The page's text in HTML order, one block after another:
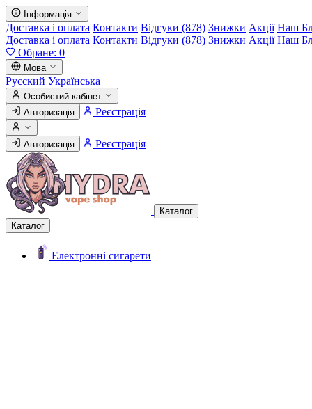
Інформація
Доставка і оплата Контакти Відгуки (878) Знижки Акції Наш
Доставка і оплата Контакти Відгуки (878) Знижки Акції Наш
Обране: 0
Мова
Русский Українська
Особистий кабінет
Авторизація
Реєстрація
Авторизація Реєстрація
Каталог
Каталог
Електронні сигарети